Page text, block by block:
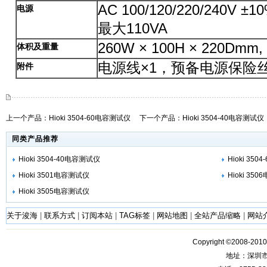
电源
AC 100/120/220/240V
最大110VA
体积及重量 260W × 100H × 220Dmm,
附件 电源线×1，预备电源保险
上一个产品： Hioki 3504-60电容测试仪 下一个产品： Hioki 3504-40电容测试仪
同类产品推荐
Hioki 3504-40电容测试仪
Hioki
Hioki 3501电容测试仪
Hioki 3506
Hioki 3505电容测试仪
关于浚海 联系方式 订阅本站 TAG标签 网站地图 全站产品缩略 网站
Copyright ©2008-
地址：深圳